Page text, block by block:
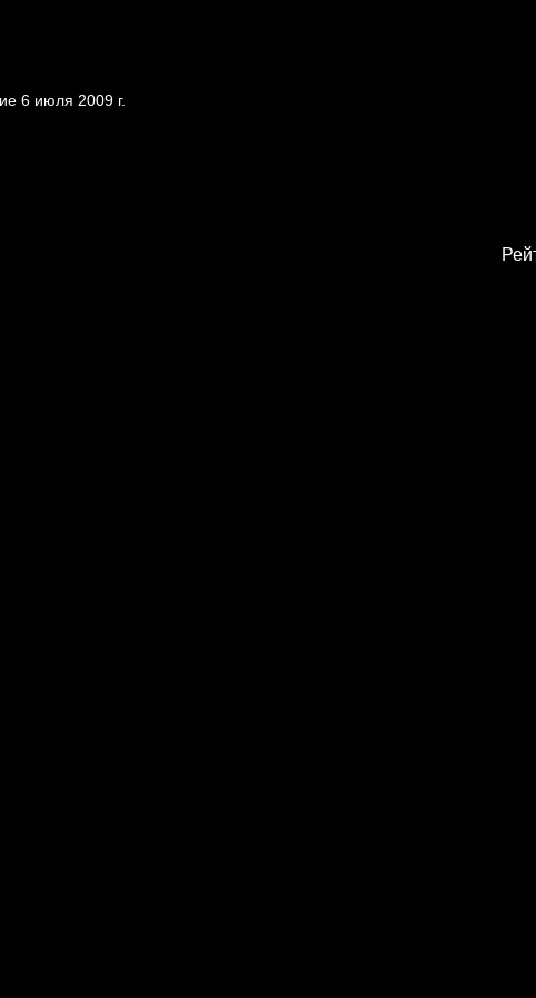
6 июля 2009 г.